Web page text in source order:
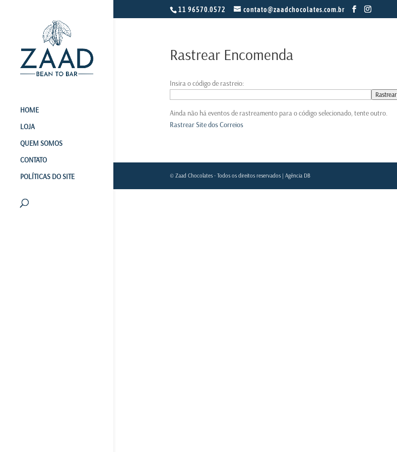
11 96570.0572 contato@zaadchocolates.com.br
HOME
LOJA
QUEM SOMOS
CONTATO
POLÍTICAS DO SITE
Rastrear Encomenda
Insira o código de rastreio:
Rastrear
Ainda não há eventos de rastreamento para o código selecionado, tente outro.
Rastrear Site dos Correios
© Zaad Chocolates - Todos os direitos reservados | Agência DB